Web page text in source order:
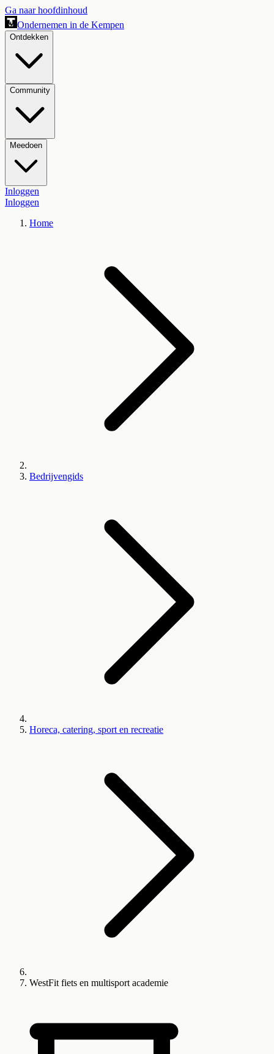
Ga naar hoofdinhoud
Ondernemen in de Kempen
Ontdekken
Community
Meedoen
Inloggen
Inloggen
Home
Bedrijvengids
Horeca, catering, sport en recreatie
WestFit fiets en multisport academie